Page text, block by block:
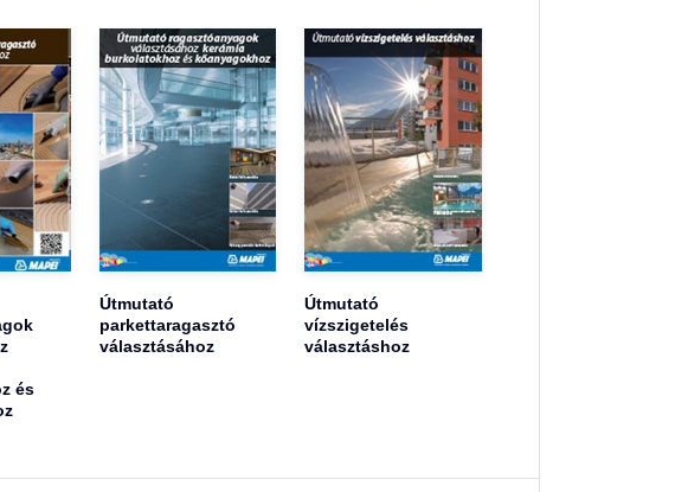
és
Útmutató
parkettaragasztó
választásához
Útmutató
vízszigetelés
választáshoz